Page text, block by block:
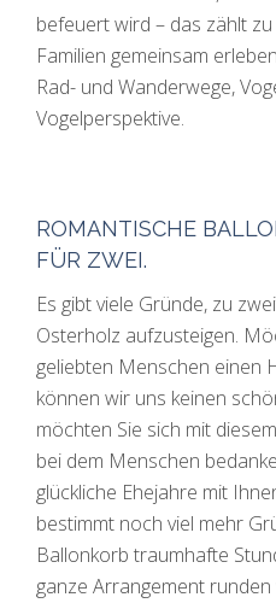
befeuert wird – das zählt
Familien gemeinsam
Rad- und Wanderwege,
Vogelperspektive.
ROMANTISCHE
FÜR ZWEI.
Es gibt viele Gründe, zu
Osterholz aufzusteigen.
geliebten Menschen einen
können wir uns keinen
möchten Sie sich mit
bei dem Menschen
glückliche Ehejahre mit
bestimmt noch viel mehr
Ballonkorb traumhafte
ganze Arrangement